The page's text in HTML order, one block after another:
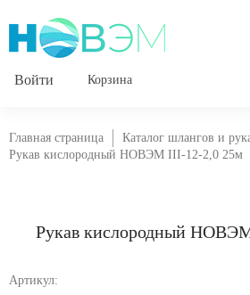
Корзина
Главная страница Каталог шлангов и
Рукав кислородный НОВЭМ III-12-2,0 25м
Рукав кислородный
Артикул: